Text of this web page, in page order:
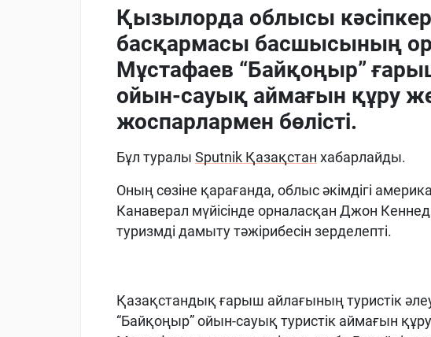
Қызылорда облысы
басқармасы басшысының
Мұстафаев “Байқоңыр”
ойын-сауық аймағын құру
жоспарлармен бөлісті.
Бұл туралы Sputnik Қазақстан хабарлайды.
Оның сөзіне қарағанда, облыс әкімдігі
Канаверал мүйісінде орналасқан Джон
туризмді дамыту тәжірибесін зерделепті.
Қазақстандық ғарыш айлағының туристік
“Байқоңыр” ойын-сауық туристік аймағын